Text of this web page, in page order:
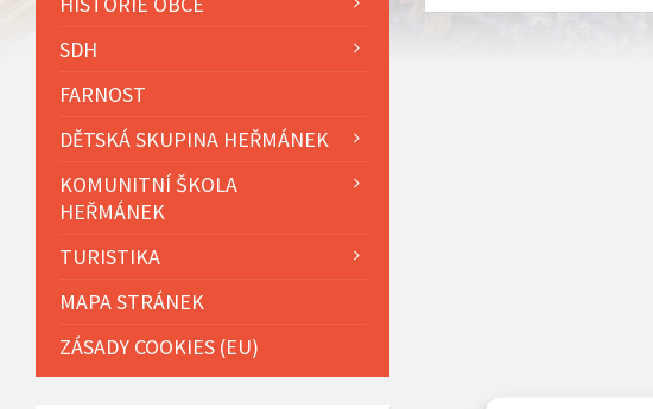
SDH
FARNOST
DĚTSKÁ SKUPINA HEŘMÁNEK
KOMUNITNÍ ŠKOLA
HEŘMÁNEK
TURISTIKA
MAPA STRÁNEK
ZÁSADY COOKIES (EU)